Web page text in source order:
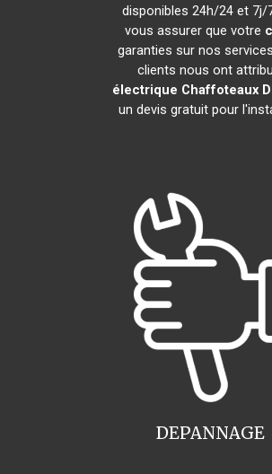
disponibles 24h/24 et 7j/
vous assurer que votre
garanties sur nos
clients nous ont
électrique Chaffoteaux
un devis gratuit pour
DEPANNAGE